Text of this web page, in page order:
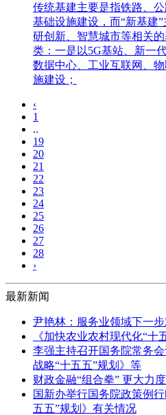
传统基建主要是指铁路、
基础设施建设，而“新基建
研创新、智慧城市等相关
类：一是以5G基站、新一
数据中心、工业互联网、
施建设；
‹
1
..
19
20
21
22
23
24
25
26
27
28
›
最新新闻
尹艳林：服务业领域下一
《加快农业农村现代化“十
李强主持召开国务院常务
战略“十五五”规划》等
财政金融“组合拳” 更大力
国新办举行国务院政策例
五五”规划》有关情况